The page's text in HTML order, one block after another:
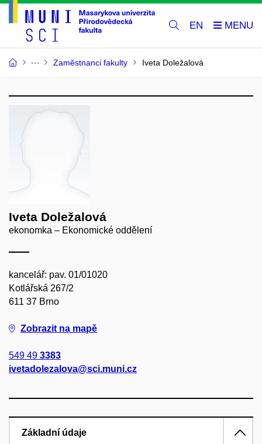
EN
Zaměstnanci fakulty Iveta Doležalová
Iveta Doležalová
ekonomka – Ekonomické oddělení
kancelář: pav. 01/01020
Kotlářská 267/2
611 37 Brno
Zobrazit na mapě
549 49 3383
ivetadolezalova@sci.muni.cz
Základní údaje